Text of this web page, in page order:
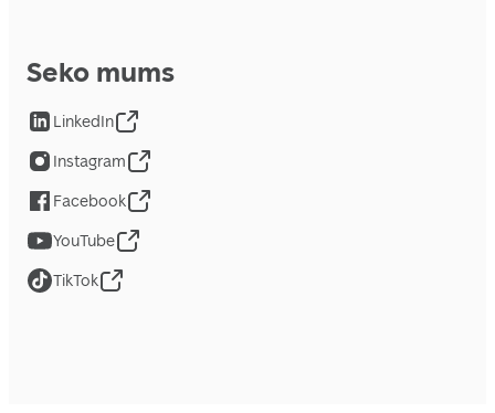
Seko mums
LinkedIn
Instagram
Facebook
YouTube
TikTok